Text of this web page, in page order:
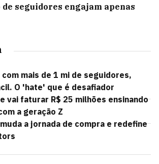
de seguidores engajam apenas
mais de 1 mi de seguidores,
O 'hate' que é desafiador
vai faturar R$ 25 milhões ensinando
a geração Z
muda a jornada de compra e redefine